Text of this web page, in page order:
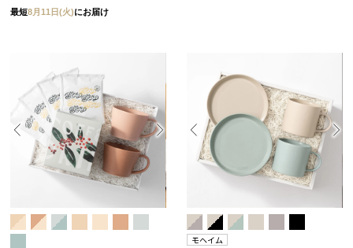
最短8月11日(火)にお届け
モヘイム